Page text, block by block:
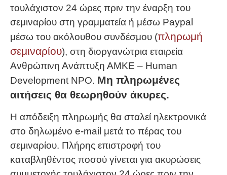
τουλάχιστον 24 ώρες πριν την έναρξη του
σεμιναρίου στη γραμματεία ή μέσω Paypal
μέσω του ακόλουθου συνδέσμου (πληρωμή
σεμιναρίου), στη διοργανώτρια εταιρεία
Ανθρώπινη Ανάπτυξη ΑΜΚΕ – Human
Development NPO. Μη πληρωμένες
αιτήσεις θα θεωρηθούν άκυρες.
Η απόδειξη πληρωμής θα σταλεί ηλεκτρονικά
στο δηλωμένο e-mail μετά το πέρας του
σεμιναρίου. Πλήρης επιστροφή του
καταβληθέντος ποσού γίνεται για ακυρώσεις